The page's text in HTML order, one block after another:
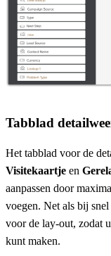
Tabblad
Het tabblad voor de
Visitekaartje en
aanpassen door
voegen. Net als bij
voor de lay-out, zodat
kunt maken.